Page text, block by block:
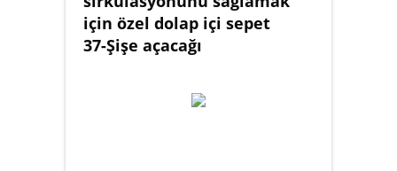
için özel dolap içi sepet
37-Şişe açacağı